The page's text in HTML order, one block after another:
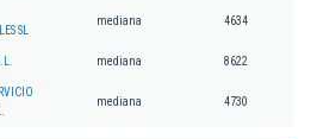
SL
mediana 4634
mediana 8622
mediana 4730